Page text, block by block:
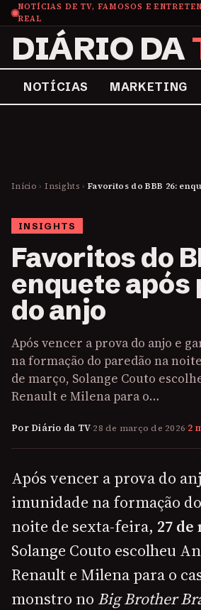
NOTÍCIAS DE TV, FAMOSOS E
REAL
DIÁRIO DA
NOTÍCIAS MARKETING
Início › Insights › Favoritos do BBB 26:
INSIGHTS
Favoritos do
enquete após
do anjo
Após vencer a prova do anjo e
na formação do paredão na
de março, Solange Couto
Renault e Milena para o…
Por Diário da TV·28 de março de 2026·2
Após vencer a prova do
imunidade na formação
noite de sexta-feira, 27
Solange Couto escolheu
Renault e Milena para o
monstro no Big Brother